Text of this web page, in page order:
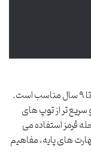
این مرحله برای بازیکنان ۸ تا ۹ سال مناسب است.
تر از توپ های
قرمز استفاده می
های پایه، مفاهیم